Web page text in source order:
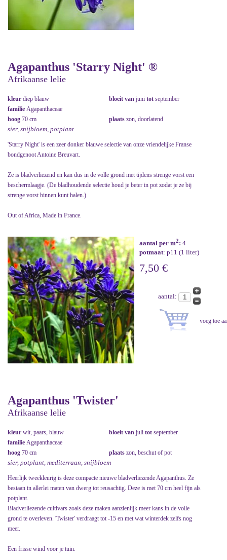
Agapanthus 'Starry Night' ®
Afrikaanse lelie
kleur diep blauw bloeit van juni tot september
familie Agapanthaceae
hoog 70 cm plaats zon, doorlatend
sier, snijbloem, potplant
'Starry Night' is een zeer donker blauwe selectie van onze vriendelijke Franse
bondgenoot Antoine Breuvart.
Ze is bladverliezend en kan dus in de volle grond met tijdens strenge vorst een
beschermlaagje. (De bladhoudende selectie houd je beter in pot zodat je ze bij
strenge vorst binnen kunt halen.)
Out of Africa, Made in France.
aantal per m2: 4
potmaat: p11 (1 liter)
7,50 €
aantal:
Agapanthus 'Twister'
Afrikaanse lelie
kleur wit, paars, blauw bloeit van juli tot september
familie Agapanthaceae
hoog 70 cm plaats zon, beschut of pot
sier, potplant, mediterraan, snijbloem
Heerlijk tweekleurig is deze compacte nieuwe bladverliezende Agapanthus. Ze
bestaan in allerlei maten van dwerg tot reusachtig. Deze is met 70 cm heel fijn als
potplant.
Bladverliezende cultivars zoals deze maken aanzienlijk meer kans in de volle
grond te overleven. 'Twister' verdraagt tot -15 en met wat winterdek zelfs nog
meer.
Een frisse wind voor je tuin.